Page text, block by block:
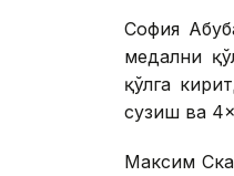
София
медални
қўлга
сузиш ва
Максим